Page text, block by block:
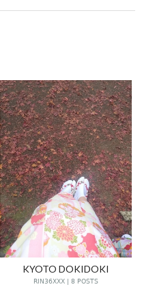
KYOTO DOKIDOKI
RIN36XXX | 8 POSTS